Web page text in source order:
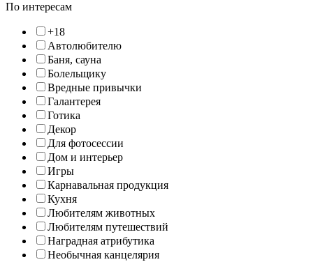
По интересам
+18
Автолюбителю
Баня, сауна
Болельщику
Вредные привычки
Галантерея
Готика
Декор
Для фотосессии
Дом и интерьер
Игры
Карнавальная продукция
Кухня
Любителям животных
Любителям путешествий
Наградная атрибутика
Необычная канцелярия